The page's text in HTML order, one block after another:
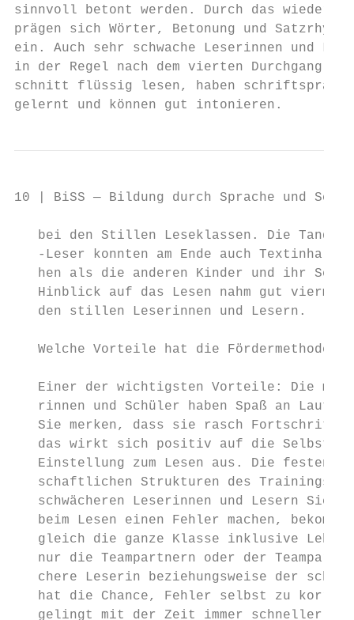
sinnvoll betont werden. Durch das
prägen sich Wörter, Betonung und
ein. Auch sehr schwache Leserinnen und
in der Regel nach dem vierten Durchgang
schnitt flüssig lesen, haben
gelernt und können gut intonieren.
10 | BiSS — Bildung durch Sprache und
bei den Stillen Leseklassen. Die
-Leser konnten am Ende auch
hen als die anderen Kinder und ihr
Hinblick auf das Lesen nahm gut
den stillen Leserinnen und Lesern.
Welche Vorteile hat die Fördermethode?
Einer der wichtigsten Vorteile: Die
rinnen und Schüler haben Spaß an
Sie merken, dass sie rasch
das wirkt sich positiv auf die
Einstellung zum Lesen aus. Die festen
schaftlichen Strukturen des Trainings
schwächeren Leserinnen und Lesern
beim Lesen einen Fehler machen, bekommt
gleich die ganze Klasse inklusive
nur die Teampartnern oder der
chere Leserin beziehungsweise der
hat die Chance, Fehler selbst zu
gelingt mit der Zeit immer schneller